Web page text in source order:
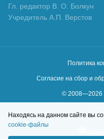
Гл. редактор В. О. Болкун
Учредитель А.П. Верстов
Политика
Согласие на сбор и
© 2008—2026
Находясь на данном сайте вы
cookie-файлы